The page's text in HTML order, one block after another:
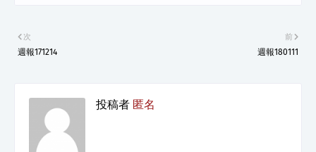
前
週報180111
次
週報171214
投稿者 匿名